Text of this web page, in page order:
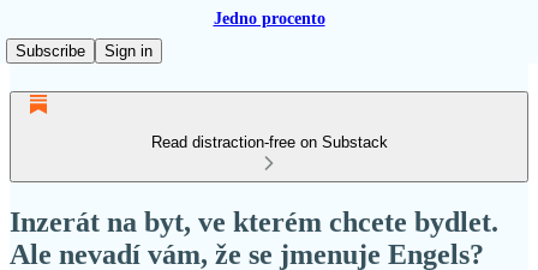
Jedno procento
Subscribe
Sign in
Read distraction-free on Substack
Inzerát na byt, ve kterém chcete bydlet.
Ale nevadí vám, že se jmenuje Engels?